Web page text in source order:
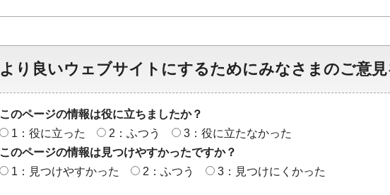
より良いウェブサイトにするためにみなさまのご意
このページの情報は役に立ちましたか？
1：役に立った
2：ふつう
3：役に立たなかった
このページの情報は見つけやすかったですか？
1：見つけやすかった
2：ふつう 3：見つけにくかった